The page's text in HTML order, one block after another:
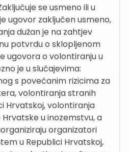
se usmeno ili u
ugovor zaključen usmeno,
dužan je na zahtjev
potvrdu o sklopljenom
ugovora o volontiranju u
je u slučajevima:
s povećanim rizicima za
volontiranja stranih
Hrvatskoj, volontiranja
u inozemstvu, a
organizatori
u Republici Hrvatskoj,